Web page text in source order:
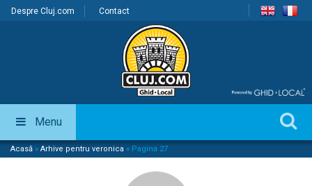
Despre Cluj.com Contact
Menu
Acasă » Arhive pentru veronica » Pagina 27